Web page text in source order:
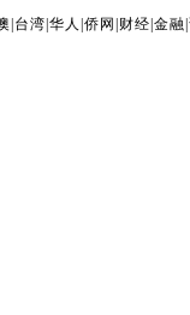
台湾 |华人 |侨网 财经 |金融 |